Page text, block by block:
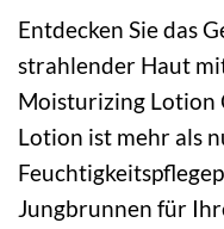
Entdecken Sie das
strahlender Haut
Moisturizing Lotion
Lotion ist mehr als
Jungbrunnen für